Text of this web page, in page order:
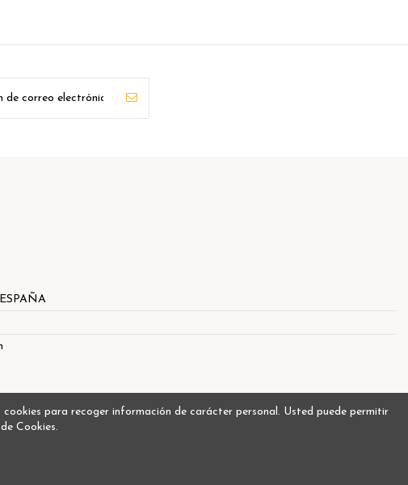
para recoger información de carácter personal. Usted puede permitir
Cookies.